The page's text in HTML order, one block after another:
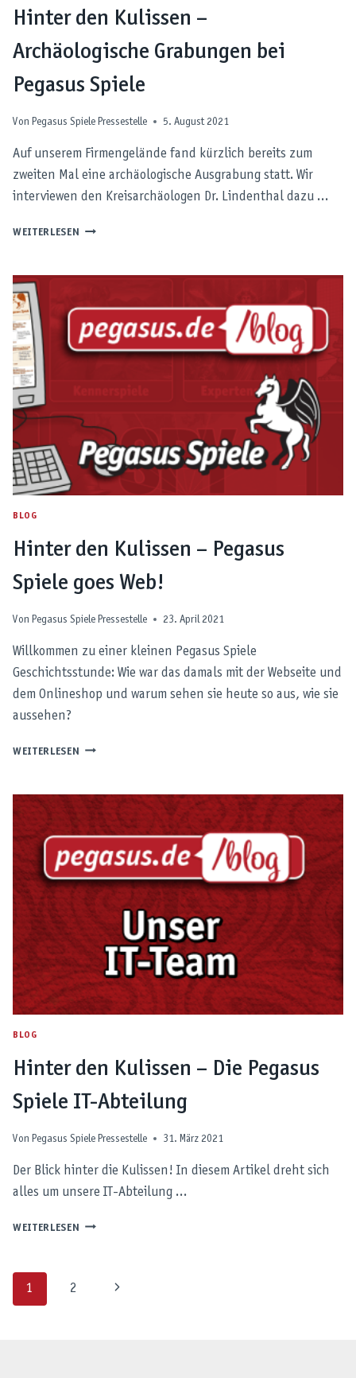
Hinter den Kulissen –
Archäologische Grabungen bei
Pegasus Spiele
Von Pegasus Spiele Pressestelle 5. August 2021
Auf unserem Firmengelände fand kürzlich bereits zum
zweiten Mal eine archäologische Ausgrabung statt. Wir
interviewen den Kreisarchäologen Dr. Lindenthal dazu …
WEITERLESEN
HINTER
GRABUNGEN
BEI
PEGASUS
SPIELE
BLOG
Hinter den Kulissen – Pegasus
Spiele goes Web!
Von Pegasus Spiele Pressestelle 23. April 2021
Willkommen zu einer kleinen Pegasus Spiele
Geschichtsstunde: Wie war das damals mit der Webseite und
dem Onlineshop und warum sehen sie heute so aus, wie sie
aussehen?
WEITERLESEN
HINTER
–
PEGASUS
SPIELE
GOES
WEB!
BLOG
Hinter den Kulissen – Die Pegasus
Spiele IT-Abteilung
Von Pegasus Spiele Pressestelle 31. März 2021
Der Blick hinter die Kulissen! In diesem Artikel dreht sich
alles um unsere IT-Abteilung …
WEITERLESEN
HINTER
Seitennavigation
1 2 Nächste